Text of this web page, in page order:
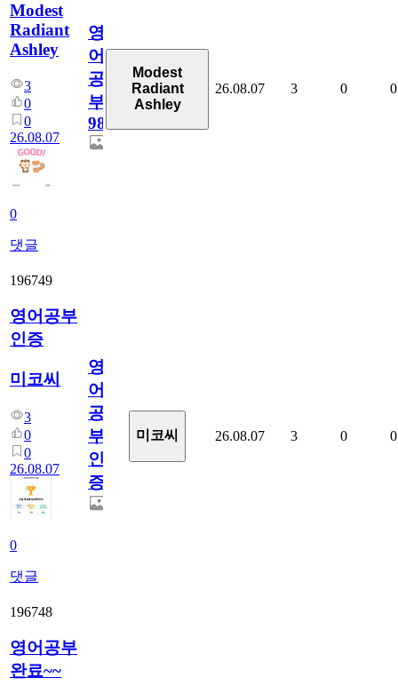
Modest
Radiant
Ashley
3
0
0
26.08.07
0
댓글
영
어
공
부
98
Modest
Radiant
Ashley
26.08.07 3 0 0
196749
영어공부
인증
미코씨
3
0
0
26.08.07
0
댓글
영
어
공
부
인
증
미코씨 26.08.07 3 0 0
196748
영어공부
완료~~